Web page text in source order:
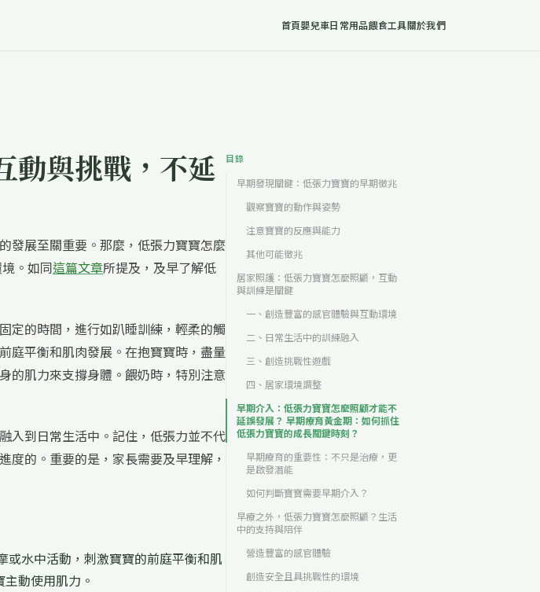
首頁嬰兒車日常用品餵食工具關於我們
動與挑戰，不延
發展至關重要。那麼，低張力寶寶怎麼
。如同這篇文章所提及，及早了解低
定的時間，進行如趴睡訓練，輕柔的觸
庭平衡和肌肉發展。在抱寶寶時，盡量
的肌力來支撐身體。餵奶時，特別注意
入到日常生活中。記住，低張力並不代
的。重要的是，家長需要及早理解，
水中活動，刺激寶寶的前庭平衡和肌
動使用肌力。
目錄
早期發現關鍵：低張力寶寶的早期徵兆
觀察寶寶的動作與姿勢
注意寶寶的反應與能力
其他可能徵兆
居家照護：低張力寶寶怎麼照顧，互動
與訓練是關鍵
一、創造豐富的感官體驗與互動環境
二、日常生活中的訓練融入
三、創造挑戰性遊戲
四、居家環境調整
早期介入：低張力寶寶怎麼照顧才能不
延誤發展？ 早期療育黃金期：如何抓住
低張力寶寶的成長關鍵時刻？
早期療育的重要性：不只是治療，更
是啟發潛能
如何判斷寶寶需要早期介入？
早療之外，低張力寶寶怎麼照顧？生活
中的支持與陪伴
營造豐富的感官體驗
創造安全且具挑戰性的環境